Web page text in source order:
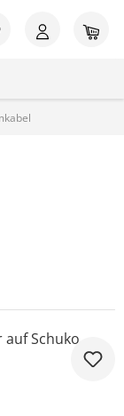
Du hast 0